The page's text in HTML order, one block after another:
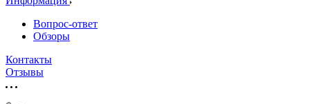
Вопрос-ответ
Обзоры
Контакты
Отзывы